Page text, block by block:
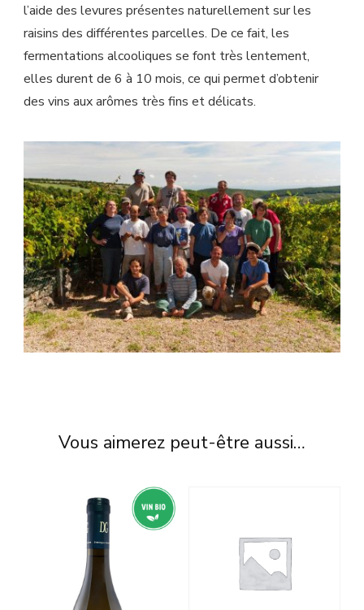
l’aide des levures présentes naturellement sur les
raisins des différentes parcelles. De ce fait, les
fermentations alcooliques se font très lentement,
elles durent de 6 à 10 mois, ce qui permet d’obtenir
des vins aux arômes très fins et délicats.
Vous aimerez peut-être aussi…